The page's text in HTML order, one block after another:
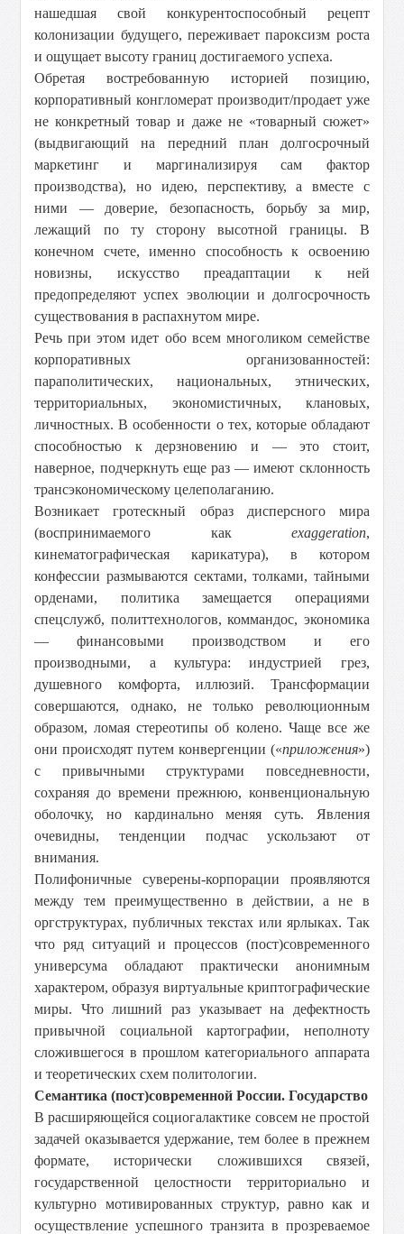
нашедшая свой конкурентоспособный рецепт
колонизации будущего, переживает пароксизм роста
и ощущает высоту границ достигаемого успеха.
Обретая востребованную историей позицию,
корпоративный конгломерат производит/продает уже
не конкретный товар и даже не «товарный сюжет»
(выдвигающий на передний план долгосрочный
маркетинг и маргинализируя сам фактор
производства), но идею, перспективу, а вместе с
ними — доверие, безопасность, борьбу за мир,
лежащий по ту сторону высотной границы. В
конечном счете, именно способность к освоению
новизны, искусство преадаптации к ней
предопределяют успех эволюции и долгосрочность
существования в распахнутом мире.
Речь при этом идет обо всем многоликом семействе
корпоративных организованностей:
параполитических, национальных, этнических,
территориальных, экономистичных, клановых,
личностных. В особенности о тех, которые обладают
способностью к дерзновению и — это стоит,
наверное, подчеркнуть еще раз — имеют склонность
трансэкономическому целеполаганию.
Возникает гротескный образ дисперсного мира
(воспринимаемого как exaggeration,
кинематографическая карикатура), в котором
конфессии размываются сектами, толками, тайными
орденами, политика замещается операциями
спецслужб, политтехнологов, коммандос, экономика
— финансовыми производством и его
производными, а культура: индустрией грез,
душевного комфорта, иллюзий. Трансформации
совершаются, однако, не только революционным
образом, ломая стереотипы об колено. Чаще все же
они происходят путем конвергенции («приложения»)
с привычными структурами повседневности,
сохраняя до времени прежнюю, конвенциональную
оболочку, но кардинально меняя суть. Явления
очевидны, тенденции подчас ускользают от
внимания.
Полифоничные суверены-корпорации проявляются
между тем преимущественно в действии, а не в
оргструктурах, публичных текстах или ярлыках. Так
что ряд ситуаций и процессов (пост)современного
универсума обладают практически анонимным
характером, образуя виртуальные криптографические
миры. Что лишний раз указывает на дефектность
привычной социальной картографии, неполноту
сложившегося в прошлом категориального аппарата
и теоретических схем политологии.
Семантика (пост)современной России. Государство
В расширяющейся социогалактике совсем не простой
задачей оказывается удержание, тем более в прежнем
формате, исторически сложившихся связей,
государственной целостности территориально и
культурно мотивированных структур, равно как и
осуществление успешного транзита в прозреваемое